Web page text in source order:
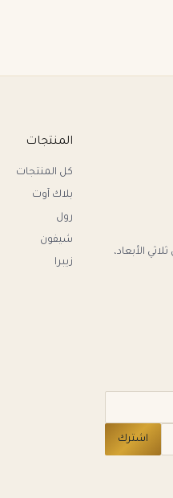
الأبعاد،
اشترك
المنتجات
كل المنتجات
بلاك آوت
رول
شيفون
زيبرا